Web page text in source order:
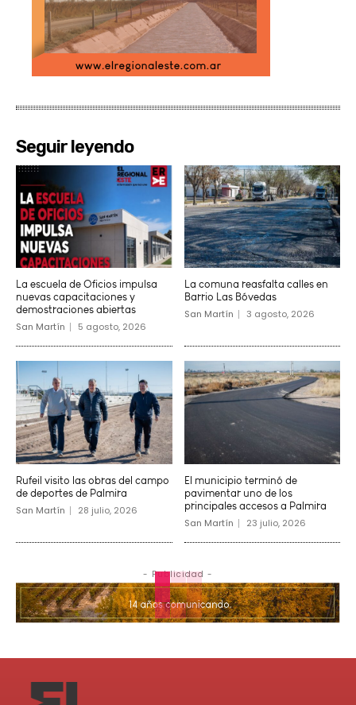
Seguir leyendo
La escuela de Oficios impulsa
nuevas capacitaciones y
demostraciones abiertas
San Martín 5 agosto, 2026
La comuna reasfalta calles en
Barrio Las Bóvedas
San Martín 3 agosto, 2026
Rufeil visito las obras del campo
de deportes de Palmira
San Martín 28 julio, 2026
El municipio terminó de
pavimentar uno de los
principales accesos a Palmira
San Martín 23 julio, 2026
- Publicidad -